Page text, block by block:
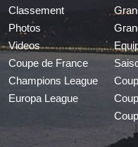
Classement
Photos
Videos
Coupe de France
Champions League
Europa League